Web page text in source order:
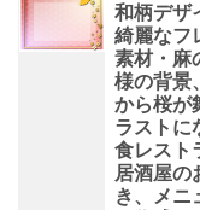
和柄デザ
綺麗なフ
素材・麻
様の背景
から桜が
ラストに
食レスト
居酒屋の
き、メニ